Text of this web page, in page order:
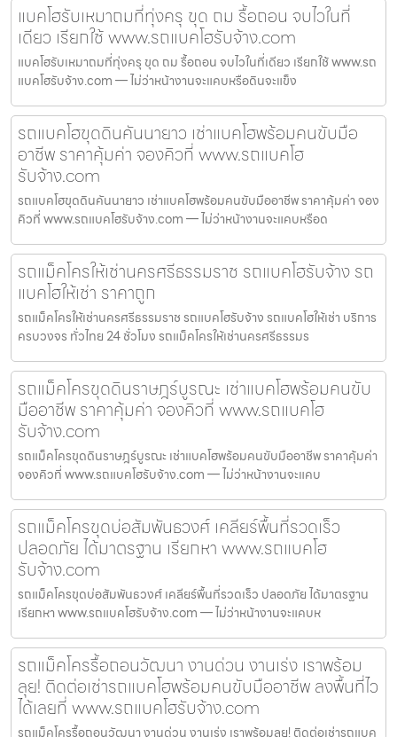
แบคโฮรับเหมาถมที่ทุ่งครุ ขุด ถม รื้อถอน จบไวในที่
เดียว เรียกใช้ www.รถแบคโฮรับจ้าง.com
แบคโฮรับเหมาถมที่ทุ่งครุ ขุด ถม รื้อถอน จบไวในที่เดียว เรียกใช้ www.รถ
แบคโฮรับจ้าง.com — ไม่ว่าหน้างานจะแคบหรือดินจะแข็ง
รถแบคโฮขุดดินคันนายาว เช่าแบคโฮพร้อมคนขับมือ
อาชีพ ราคาคุ้มค่า จองคิวที่ www.รถแบคโฮ
รับจ้าง.com
รถแบคโฮขุดดินคันนายาว เช่าแบคโฮพร้อมคนขับมืออาชีพ ราคาคุ้มค่า จอง
คิวที่ www.รถแบคโฮรับจ้าง.com — ไม่ว่าหน้างานจะแคบหรือด
รถแม็คโครให้เช่านครศรีธรรมราช รถแบคโฮรับจ้าง รถ
แบคโฮให้เช่า ราคาถูก
รถแม็คโครให้เช่านครศรีธรรมราช รถแบคโฮรับจ้าง รถแบคโฮให้เช่า บริการ
ครบวงจร ทั่วไทย 24 ชั่วโมง รถแม็คโครให้เช่านครศรีธรรมร
รถแม็คโครขุดดินราษฎร์บูรณะ เช่าแบคโฮพร้อมคนขับ
มืออาชีพ ราคาคุ้มค่า จองคิวที่ www.รถแบคโฮ
รับจ้าง.com
รถแม็คโครขุดดินราษฎร์บูรณะ เช่าแบคโฮพร้อมคนขับมืออาชีพ ราคาคุ้มค่า
จองคิวที่ www.รถแบคโฮรับจ้าง.com — ไม่ว่าหน้างานจะแคบ
รถแม็คโครขุดบ่อสัมพันธวงศ์ เคลียร์พื้นที่รวดเร็ว
ปลอดภัย ได้มาตรฐาน เรียกหา www.รถแบคโฮ
รับจ้าง.com
รถแม็คโครขุดบ่อสัมพันธวงศ์ เคลียร์พื้นที่รวดเร็ว ปลอดภัย ได้มาตรฐาน
เรียกหา www.รถแบคโฮรับจ้าง.com — ไม่ว่าหน้างานจะแคบห
รถแม็คโครรื้อถอนวัฒนา งานด่วน งานเร่ง เราพร้อม
ลุย! ติดต่อเช่ารถแบคโฮพร้อมคนขับมืออาชีพ ลงพื้นที่ไว
ได้เลยที่ www.รถแบคโฮรับจ้าง.com
รถแม็คโครรื้อถอนวัฒนา งานด่วน งานเร่ง เราพร้อมลุย! ติดต่อเช่ารถแบค